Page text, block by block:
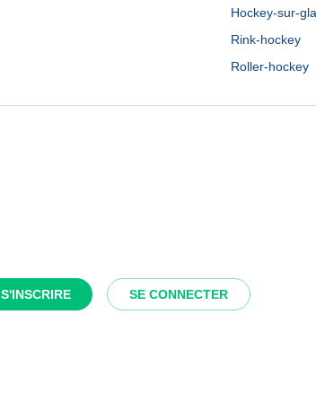
S'INSCRIRE SE CONNECTER
Hockey-sur-
Rink-hockey
Roller-hockey